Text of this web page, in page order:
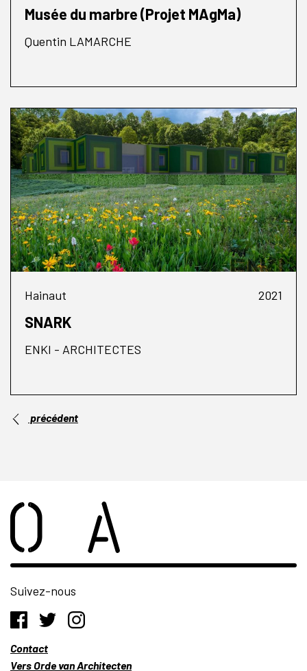
Musée du marbre (Projet MAgMa)
Quentin LAMARCHE
Hainaut 2021
SNARK
ENKI - ARCHITECTES
précédent
Suivez-nous
Contact
Vers Orde van Architecten